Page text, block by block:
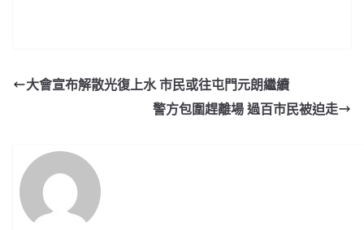
大會宣布解散光復上水 市民或往屯門元朗繼續
警方包圍趕離場 過百市民被迫走